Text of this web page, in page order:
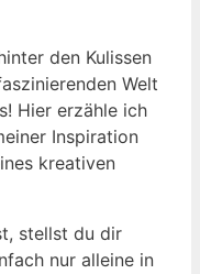
den Kulissen
Welt
Hier erzähle ich
Inspiration
kreativen
stellst du dir
nur alleine in